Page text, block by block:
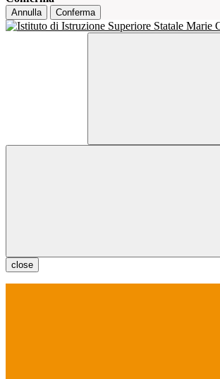
Annulla Conferma
close